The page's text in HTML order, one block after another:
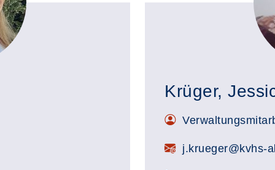
Krüger,
j.krueger@kvhs-